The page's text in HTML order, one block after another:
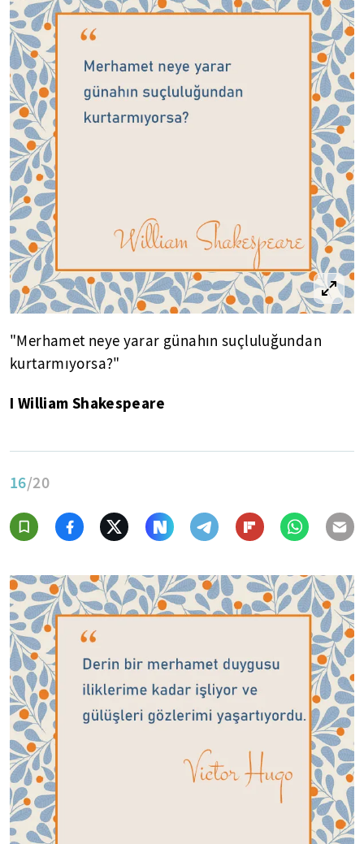
"Merhamet neye yarar günahın suçluluğundan
kurtarmıyorsa?"
I William Shakespeare
16/20